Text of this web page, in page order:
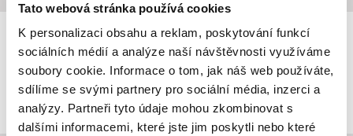
Tato webová stránka používá cookies
K personalizaci obsahu a reklam, poskytování funkcí
sociálních médií a analýze naší návštěvnosti využíváme
soubory cookie. Informace o tom, jak náš web používáte,
sdílíme se svými partnery pro sociální média, inzerci a
analýzy. Partneři tyto údaje mohou zkombinovat s
dalšími informacemi, které jste jim poskytli nebo které
Pro vybraná kritéria nebyl v katalogu nalezen žádný film.